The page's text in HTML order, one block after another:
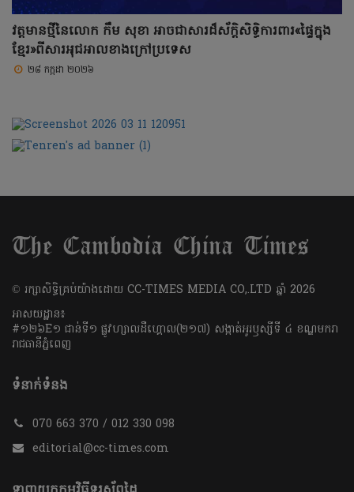
វត្តមានថ្មីនៃលោក កឹម សុខា អាចជាសារដ៏ស័ក្តិសិទ្ធិការពារ«ផ្ទៃក្នុង
ខ្មែរ»ពីសារអុជអាលខាងក្រៅប្រទេស
២៨ កក្កដា ២០២៦
​© រក្សា​សិទ្ធិ​គ្រប់​យ៉ាង​ដោយ​ CC-TIMES MEDIA CO,.LTD ឆ្នាំ​ 2026
អាសយដ្ឋាន៖
#១២៦E១ ជាន់ទី១ ផ្លូវហ្សាលដឺហ្គោល(២១៧) សង្កាត់អូរឫស្សីទី ៤ ខណ្ឌមករា
រាជធានីភ្នំពេញ
ទំនាក់ទំនង
070 663 370 / 012 330 098
editorial@cc-times.com